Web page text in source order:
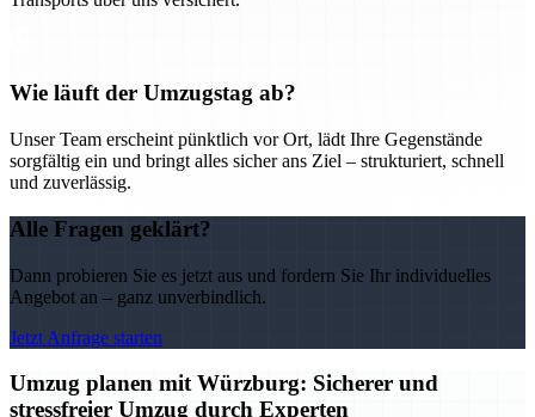
Wie läuft der Umzugstag ab?
Unser Team erscheint pünktlich vor Ort, lädt Ihre Gegenstände
sorgfältig ein und bringt alles sicher ans Ziel – strukturiert, schnell
und zuverlässig.
Alle Fragen geklärt?
Dann probieren Sie es jetzt aus und fordern Sie Ihr individuelles
Angebot an – ganz unverbindlich.
Jetzt Anfrage starten
Umzug planen mit Würzburg: Sicherer und
stressfreier Umzug durch Experten